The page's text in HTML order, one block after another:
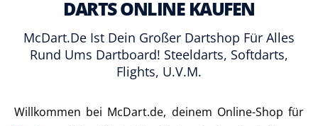
DARTS ONLINE KAUFEN
McDart.de Ist Dein Großer Dartshop Für Alles
Rund Ums Dartboard! Steeldarts, Softdarts,
Flights, U.v.m.
Willkommen bei McDart.de, deinem Online-Shop für